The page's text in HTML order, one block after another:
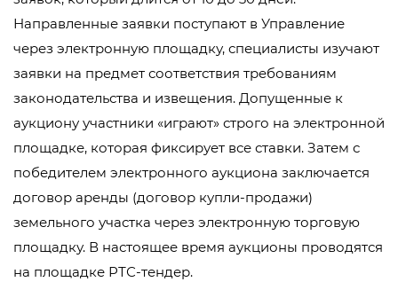
Направленные заявки поступают в Управление
через электронную площадку, специалисты изучают
заявки на предмет соответствия требованиям
законодательства и извещения. Допущенные к
аукциону участники «играют» строго на электронной
площадке, которая фиксирует все ставки. Затем с
победителем электронного аукциона заключается
договор аренды (договор купли-продажи)
земельного участка через электронную торговую
площадку. В настоящее время аукционы проводятся
на площадке РТС-тендер.